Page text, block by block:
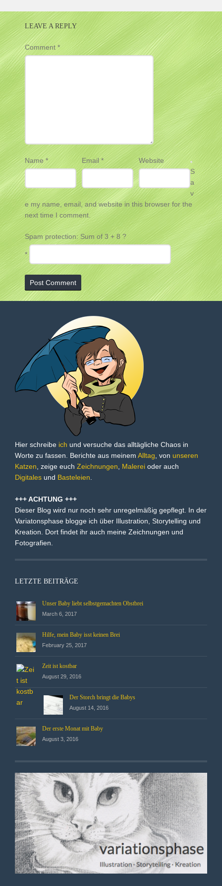
NAVIGATION
LEAVE A REPLY
Comment *
Name* Email*
Website
S
a
v
e my name, email, and website in this browser for the
next time I comment.
Spam protection: Sum of 3 + 8 ?
*
Hier schreibe ich und versuche das alltägliche Chaos in
Worte zu fassen. Berichte aus meinem Alltag , von unseren
Katzen , zeige euch Zeichnungen Malerei oder auch
Digitales und Basteleien
+++ ACHTUNG +++
Dieser Blog wird nur noch sehr unregelmäßig gepflegt. In der
Variatonsphase blogge ich über Illustration, Storytelling und
Kreation. Dort findet ihr auch meine Zeichnungen und
Fotografien.
LETZTE BEITRÄGE
Unser Baby liebt selbstgemachten Obstbrei
March 6, 2017
Hilfe, mein Baby isst keinen Brei
February 25, 2017
Zeit ist kostbar
August 29, 2016
Der Storch bringt die Babys
August 14, 2016
Der erste Monat mit Baby
August 3, 2016